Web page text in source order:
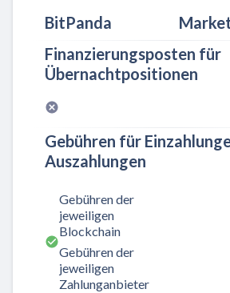
BitPanda
Finanzierungsposten für
Übernachtpositionen
Gebühren für
Auszahlungen
Gebühren der
jeweiligen
Blockchain
Gebühren der
jeweiligen
Zahlunganbieter